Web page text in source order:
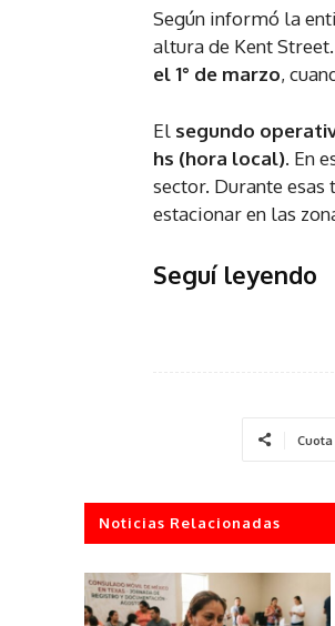
Según informó la
altura de Kent
el 1° de marzo,
El segundo
hs (hora local). En
sector. Durante
estacionar en las
Seguí leyendo
Cuota
Noticias Relacionadas